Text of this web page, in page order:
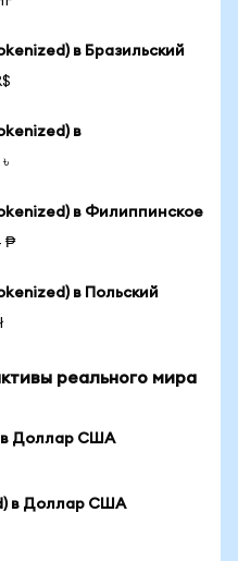
в Бразильский
в
в Филиппинское
₱
в Польский
реального мира
в Доллар США
в Доллар США